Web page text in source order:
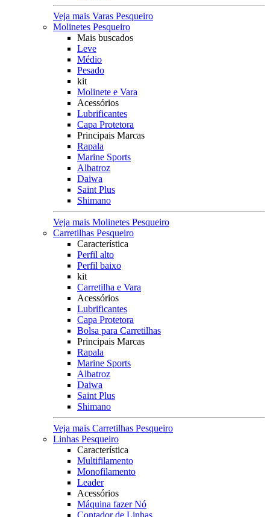
Veja mais Varas Pesqueiro
Molinetes Pesqueiro
Mais buscados
Leve
Médio
Pesado
kit
Molinete e Vara
Acessórios
Lubrificantes
Capa Protetora
Principais Marcas
Rapala
Marine Sports
Albatroz
Daiwa
Saint Plus
Shimano
Veja mais Molinetes Pesqueiro
Carretilhas Pesqueiro
Característica
Perfil alto
Perfil baixo
kit
Carretilha e Vara
Acessórios
Lubrificantes
Capa Protetora
Bolsa para Carretilhas
Principais Marcas
Rapala
Marine Sports
Albatroz
Daiwa
Saint Plus
Shimano
Veja mais Carretilhas Pesqueiro
Linhas Pesqueiro
Característica
Multifilamento
Monofilamento
Leader
Acessórios
Máquina fazer Nó
Contador de Linhas